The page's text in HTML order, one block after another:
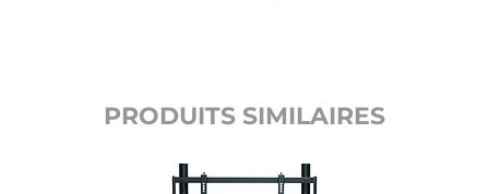
PRODUITS SIMILAIRES